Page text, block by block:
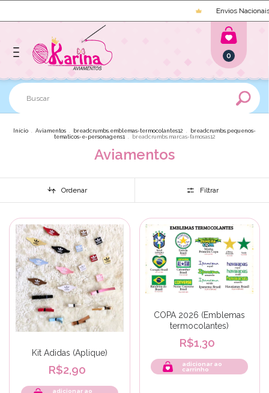
Envios Nacionais e
0
Início . Aviamentos . breadcrumbs.emblemas-termocolantes12 .
breadcrumbs.pequenos-
tematicos-e-personagens1 . breadcrumbs.marcas-famosas12
Aviamentos
Ordenar Filtrar
Kit Adidas (Aplique)
R$2,90
adicionar ao
COPA 2026 (Emblemas
termocolantes)
R$1,30
adicionar ao
carrinho